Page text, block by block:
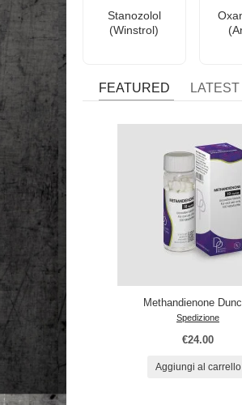
Stanozolol
(Winstrol)
FEATURED LATEST
Methandienone
Spedizione
€24.00
Aggiungi al carrello